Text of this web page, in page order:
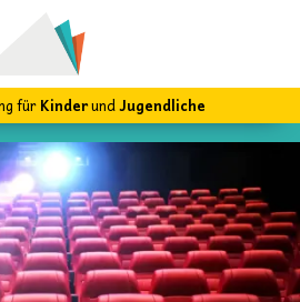
fürKinderundJugendliche